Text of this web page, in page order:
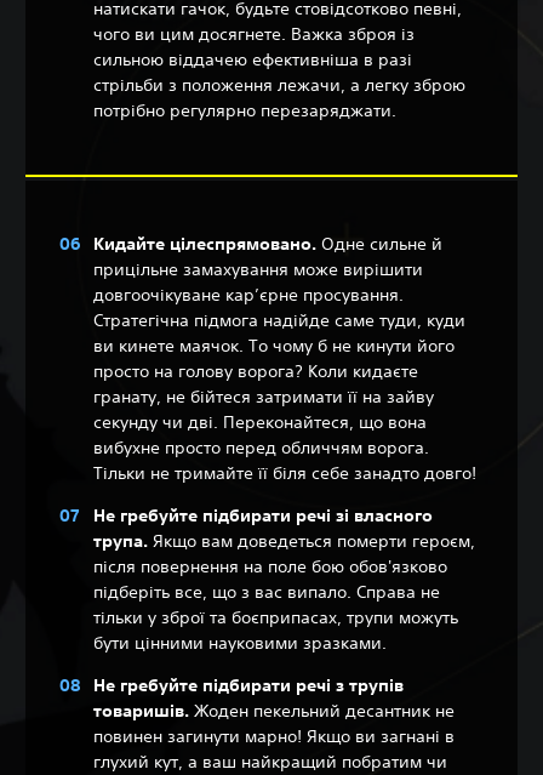
натискати гачок, будьте стовідсотково певні,
чого ви цим досягнете. Важка зброя із
сильною віддачею ефективніша в разі
стрільби з положення лежачи, а легку зброю
потрібно регулярно перезаряджати.
Кидайте цілеспрямовано. Одне сильне й
прицільне замахування може вирішити
довгоочікуване кар’єрне просування.
Стратегічна підмога надійде саме туди, куди
ви кинете маячок. То чому б не кинути його
просто на голову ворога? Коли кидаєте
гранату, не бійтеся затримати її на зайву
секунду чи дві. Переконайтеся, що вона
вибухне просто перед обличчям ворога.
Тільки не тримайте її біля себе занадто довго!
Не гребуйте підбирати речі зі власного
трупа. Якщо вам доведеться померти героєм,
після повернення на поле бою обов'язково
підберіть все, що з вас випало. Справа не
тільки у зброї та боєприпасах, трупи можуть
бути цінними науковими зразками.
Не гребуйте підбирати речі з трупів
товаришів. Жоден пекельний десантник не
повинен загинути марно! Якщо ви загнані в
глухий кут, а ваш найкращий побратим чи